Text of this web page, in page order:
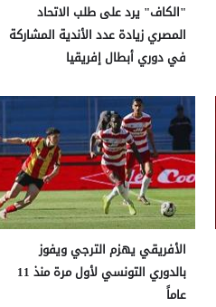
"الكاف" يرد على طلب الاتحاد
المصري زيادة عدد الأندية المشاركة
في دوري أبطال إفريقيا
الأفريقي يهزم الترجي ويفوز
بالدوري التونسي لأول مرة منذ 11
عاماً